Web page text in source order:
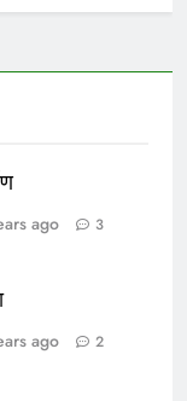
ago 3
ago 2